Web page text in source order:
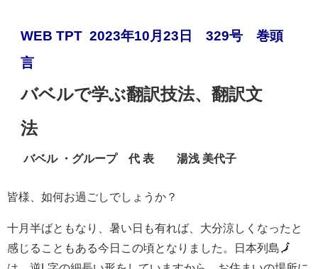
WEB TPT 2023年10月23日 329号 巻頭
バベルで学ぶ翻訳技法、翻訳文
法
バベル ・グループ 代 表 湯浅 美代子
皆様、如何お過ごしでしょうか？
十月半ばともなり、暑い日も有れば、大分涼しくなったと
感じることもある今日この頃となりました。日本列島🗾